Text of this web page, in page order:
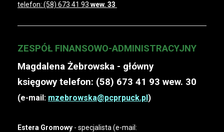
telefon: (58) 673 41 93 wew. 33
ZESPÓŁ FINANSOWO-ADMINISTRACYJNY
Magdalena Żebrowska - główny
księgowy telefon: (58) 673 41 93 wew. 30
(e-mail: mzebrowska@pcprpuck.pl)
Estera Gromowy - specjalista (e-mail: